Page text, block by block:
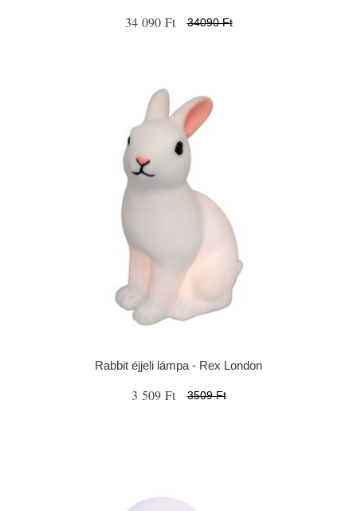
34 090 Ft 34090 Ft
Rabbit éjjeli lámpa - Rex London
3 509 Ft 3509 Ft